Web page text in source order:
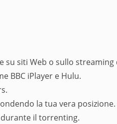
su siti Web o sullo streaming
BBC iPlayer e Hulu.
la tua vera posizione.
il torrenting.